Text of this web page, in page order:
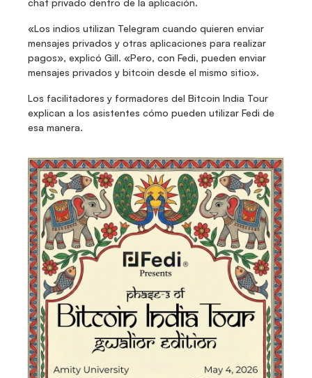
«Los indios utilizan Telegram cuando quieren enviar
mensajes privados y otras aplicaciones para realizar
pagos», explicó Gill. «Pero, con Fedi, pueden enviar
mensajes privados y bitcoin desde el mismo sitio».
Los facilitadores y formadores del Bitcoin India Tour
explican a los asistentes cómo pueden utilizar Fedi de
esa manera.